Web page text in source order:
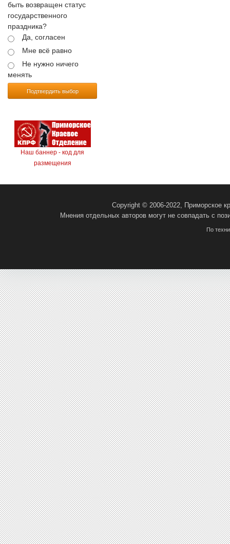
быть возвращен статус
государственного
праздника?
Да, согласен
Мне всё равно
Не нужно ничего
менять
Подтвердить выбор
Наш баннер - код для
размещения
Copyright © 2006-2022, Приморское
Мнения отдельных авторов могут не совпадать с
По